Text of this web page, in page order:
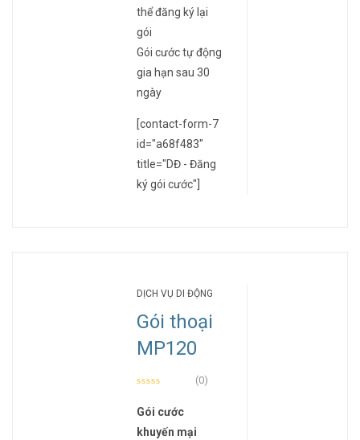
thể đăng ký lại
gói
Gói cước tự động
gia hạn sau 30
ngày
[contact-form-7
id="a68f483"
title="DĐ - Đăng
ký gói cước"]
DỊCH VỤ DI ĐỘNG
Gói thoại
MP120
(0)
Gói cước
khuyến mại